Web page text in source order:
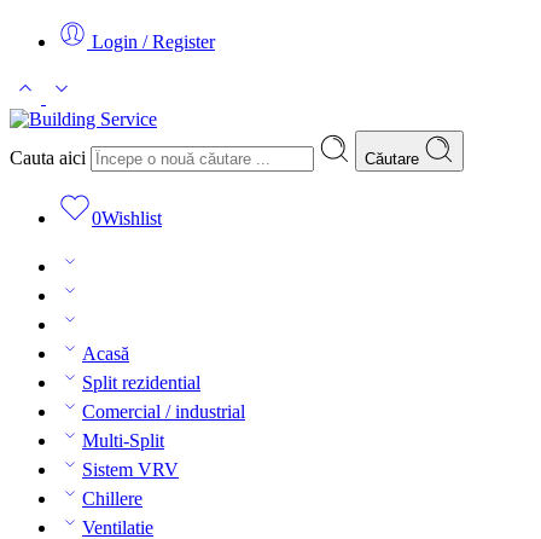
Login / Register
Cauta aici Căutare
0Wishlist
Acasă
Split rezidential
Comercial / industrial
Multi-Split
Sistem VRV
Chillere
Ventilatie